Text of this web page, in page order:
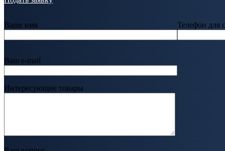
Ваше имя Телефон для
Ваш e-mail
Интересующие товары